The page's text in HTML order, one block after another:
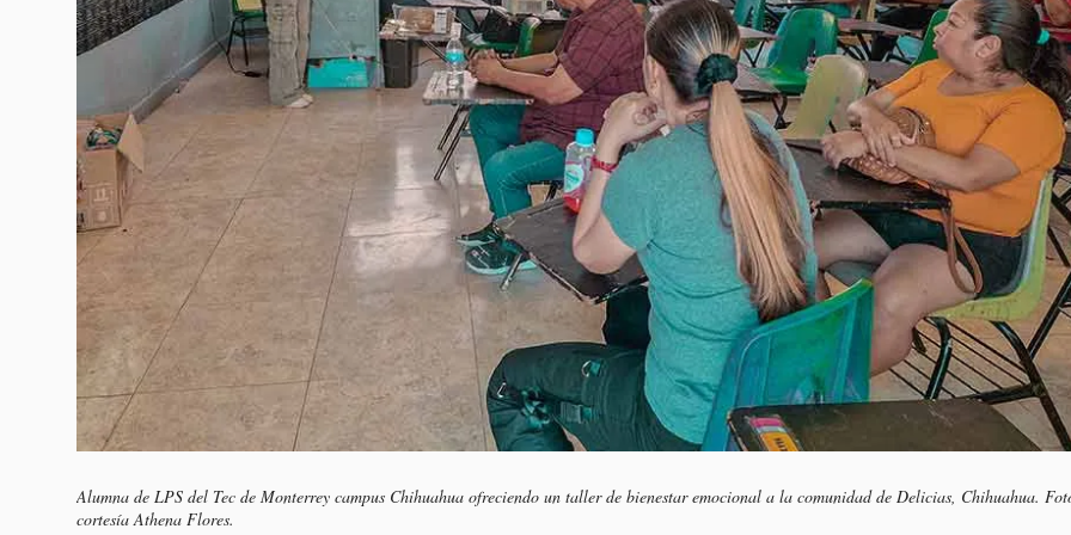
Alumna de LPS del Tec de Monterrey campus Chihuahua ofreciendo un taller de bienestar emocional a la comunidad de Delicias, Chihuahua.
cortesía Athena Flores.